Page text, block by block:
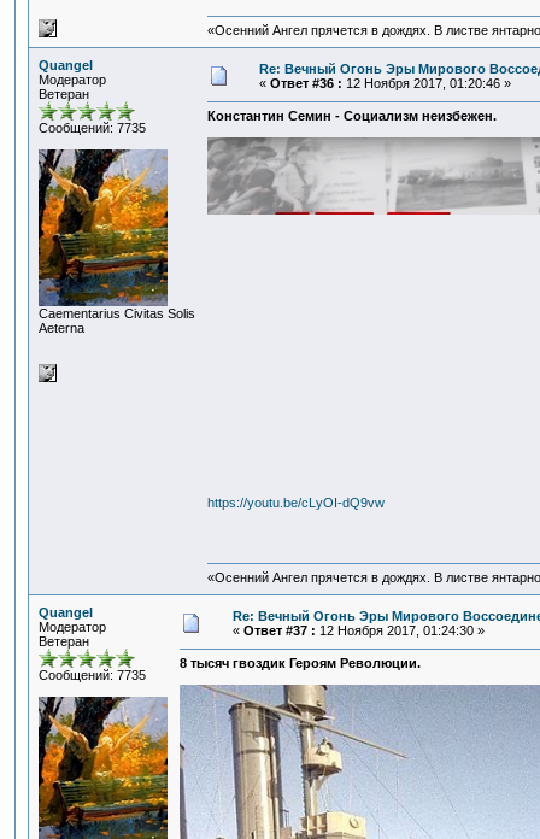
«Осенний Ангел прячется в дождях. В листве
Quangel
Модератор
Ветеран
Сообщений: 7735
Сaementarius Civitas Solis
Aeterna
Re: Вечный Огонь Эры Мирового
« Ответ #36 : 12 Ноября 2017, 01:20:46 »
Константин Семин - Социализм неизбежен.
https://youtu.be/cLyOI-dQ9vw
«Осенний Ангел прячется в дождях. В листве
Quangel
Модератор
Ветеран
Сообщений: 7735
Re: Вечный Огонь Эры Мирового
« Ответ #37 : 12 Ноября 2017, 01:24:30 »
8 тысяч гвоздик Героям Революции.